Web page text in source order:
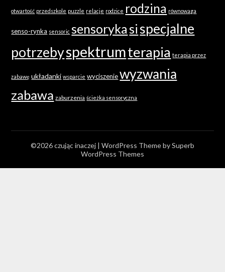
otwartość przedszkole puzzle relacje rodzice rodzina równowaga
senso-rynka sensoric sensoryka sispecjalne
potrzebyspektrumterapia terapia przez
zabawę układanki wsparcie wyciszenie wyzwania
zabawa zaburzenia ścieżka sensoryczna
©2026 czując inaczej | WordPress Theme bySuperb
WordPress Themes